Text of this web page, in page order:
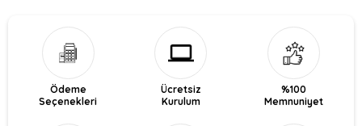
Ödeme
Seçenekleri
Ücretsiz
Kurulum
%100
Memnuniyet